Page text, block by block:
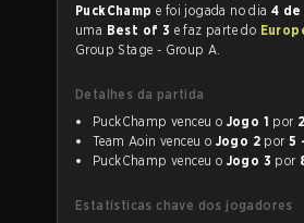
PuckChamp
e foi jogada no dia 4
uma Best of 3 e faz parte do
Group Stage - Group A.
Detalhes da partida
PuckChamp venceu o Jogo 1 por
Team Aoin venceu o Jogo 2 por
PuckChamp venceu o Jogo 3 por
Estatísticas chave dos jogadores